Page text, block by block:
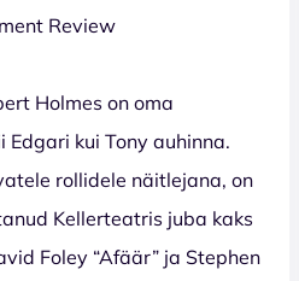
Review
Holmes on oma
kui Tony auhinna.
rollidele näitlejana, on
Kellerteatris juba kaks
Foley “Afäär” ja Stephen